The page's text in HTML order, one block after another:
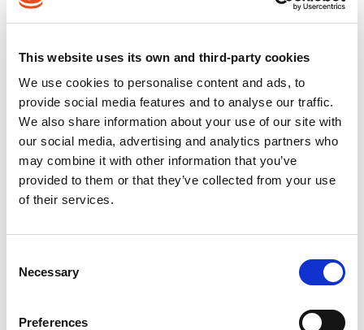
This website uses its own and third-party cookies
We use cookies to personalise content and ads, to
provide social media features and to analyse our traffic.
We also share information about your use of our site with
our social media, advertising and analytics partners who
may combine it with other information that you’ve
provided to them or that they’ve collected from your use
of their services.
Selection
Necessary
Preferences
En caso de que las especificaciones estén claramente
definidas y se esperen pocos o ningún cambio, esta
metodología de proyecto es la más eficiente.
Necesita una menor interacción con el cliente en
comparación con la metodología Agile.